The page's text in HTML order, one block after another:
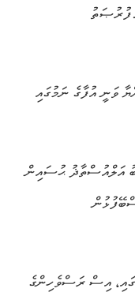
ފުރުޞަތު
ވަނީ އުފާގެ ނަމުގައި
އަލްއުސްތާޛު ޙުސައިން
އިސް ރަސްވެހިންގެ